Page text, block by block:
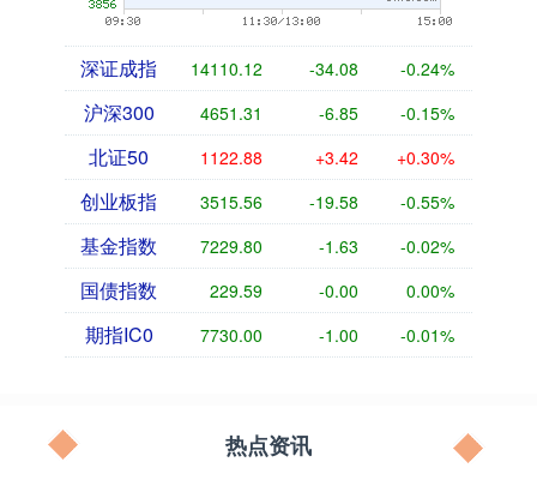
深证成指 14110.12 -34.08 -0.24%
沪深300 4651.31 -6.85 -0.15%
北证50 1122.88 +3.42 +0.30%
创业板指 3515.56 -19.58 -0.55%
基金指数 7229.80 -1.63 -0.02%
国债指数 229.59 -0.00 0.00%
期指IC0 7730.00 -1.00 -0.01%
热点资讯